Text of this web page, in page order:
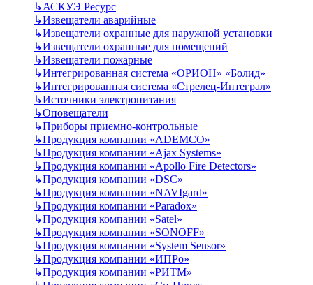
↳АСКУЭ Ресурс
↳Извещатели аварийные
↳Извещатели охранные для наружной установки
↳Извещатели охранные для помещений
↳Извещатели пожарные
↳Интегрированная система «ОРИОН» «Болид»
↳Интегрированная система «Стрелец-Интеграл»
↳Источники электропитания
↳Оповещатели
↳Приборы приемно-контрольные
↳Продукция компании «ADEMCO»
↳Продукция компании «Ajax Systems»
↳Продукция компании «Apollo Fire Detectors»
↳Продукция компании «DSC»
↳Продукция компании «NAVIgard»
↳Продукция компании «Paradox»
↳Продукция компании «Satel»
↳Продукция компании «SONOFF»
↳Продукция компании «System Sensor»
↳Продукция компании «ИПРо»
↳Продукция компании «РИТМ»